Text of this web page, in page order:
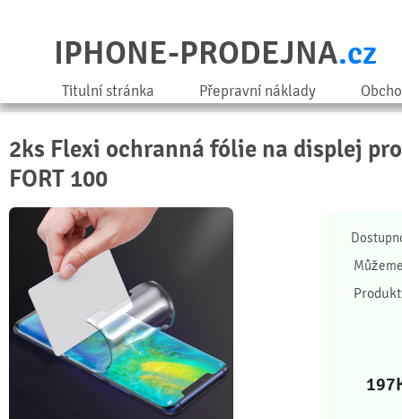
IPHONE-PRODEJNA.cz
Titulní stránka Přepravní náklady
2ks Flexi ochranná fólie na displej
FORT 100
197